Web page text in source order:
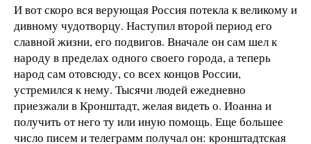
И вот скоро вся верующая Россия потекла к великому и
дивному чудотворцу. Наступил второй период его
славной жизни, его подвигов. Вначале он сам шел к
народу в пределах одного своего города, а теперь
народ сам отовсюду, со всех концов России,
устремился к нему. Тысячи людей ежедневно
приезжали в Кронштадт, желая видеть о. Иоанна и
получить от него ту или иную помощь. Еще большее
число писем и телеграмм получал он: кронштадтская